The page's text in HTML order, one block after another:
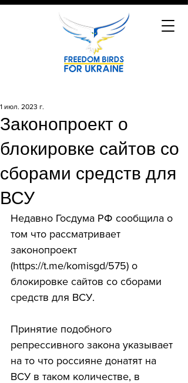
Законопроект о
блокировке сайтов со
сборами средств для
ВСУ
1 июл. 2023 г.
Недавно Госдума РФ сообщила о
том что рассматривает
законопроект
(https://t.me/komisgd/575) о
блокировке сайтов со сборами
средств для ВСУ.
Принятие подобного
репрессивного закона указывает
на то что россияне донатят на
ВСУ в таком количестве, в